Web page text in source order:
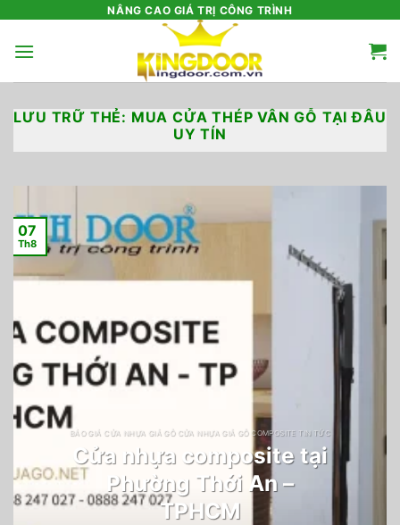
nội
NÂNG CAO GIÁ TRỊ CÔNG TRÌNH
LƯU TRỮ THẺ: MUA CỬA THÉP VÂN GỖ TẠI ĐÂU
UY TÍN
BÁO GIÁ CỬA NHỰA GIẢ GỖ CỬA NHỰA GIẢ GỖ COMPOSITE TIN TỨC
Cửa nhựa composite tại
Phường Thới An –
TPHCM
07
Th8